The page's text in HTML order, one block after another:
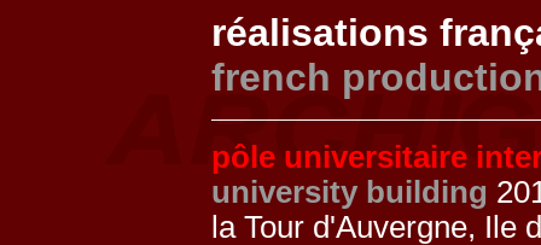
réalisations
french
pôle universitaire
university building
la Tour d'Auvergne, Ile